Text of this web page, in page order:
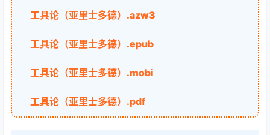
工具论（亚里士多德）.azw3
工具论（亚里士多德）.epub
工具论（亚里士多德）.mobi
工具论（亚里士多德）.pdf